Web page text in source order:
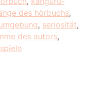
des hörbuchs,
, seriosität,
des autors,